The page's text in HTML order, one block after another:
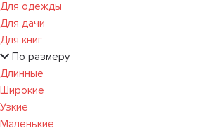
Для одежды
Для дачи
Для книг
По размеру
Длинные
Широкие
Узкие
Маленькие